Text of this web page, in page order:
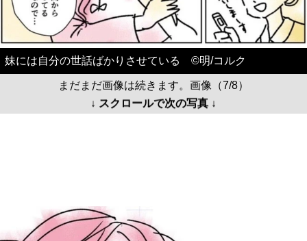
妹には自分の世話ばかりさせている ©️明/コルク
まだまだ画像は続きます。画像（7/8）
↓ スクロールで次の写真 ↓